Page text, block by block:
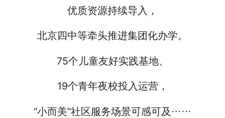
优质资源持续导入，
北京四中等牵头推进集团化办学。
75个儿童友好实践基地、
19个青年夜校投入运营，
“小而美”社区服务场景可感可及……